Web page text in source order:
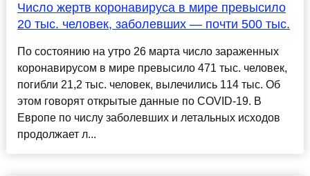
Число жертв коронавируса в мире превысило
20 тыс. человек, заболевших — почти 500 тыс.
По состоянию на утро 26 марта число зараженных
коронавирусом в мире превысило 471 тыс. человек,
погибли 21,2 тыс. человек, вылечились 114 тыс. Об
этом говорят открытые данные по COVID-19. В
Европе по числу заболевших и летальных исходов
продолжает л...